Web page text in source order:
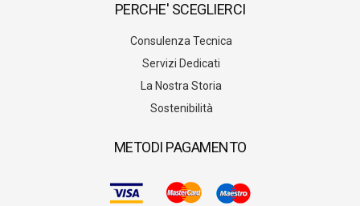
PERCHE' SCEGLIERCI
Consulenza Tecnica
Servizi Dedicati
La Nostra Storia
Sostenibilità
METODI PAGAMENTO